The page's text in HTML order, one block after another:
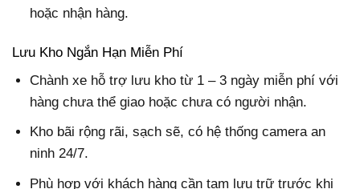
hoặc nhận hàng.
Lưu Kho Ngắn Hạn Miễn Phí
Chành xe hỗ trợ lưu kho từ 1 – 3 ngày miễn phí với
hàng chưa thể giao hoặc chưa có người nhận.
Kho bãi rộng rãi, sạch sẽ, có hệ thống camera an
ninh 24/7.
Phù hợp với khách hàng cần tạm lưu trữ trước khi